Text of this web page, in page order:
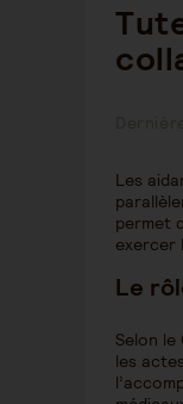
Les
permet
exercer
Le
Selon
les